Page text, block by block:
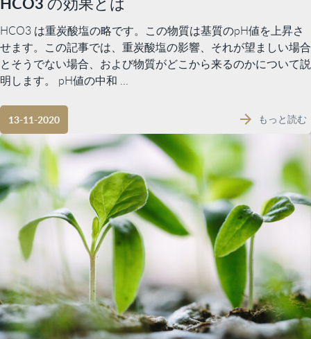
HCO3 は重炭酸塩の略です。この物質は基質のpH値を上昇さ
せます。この記事では、重炭酸塩の影響、それが望ましい場合
とそうでない場合、および物質がどこから来るのかについて説
明します。 pH値の中和 ...
13-11-2020 もっと読む